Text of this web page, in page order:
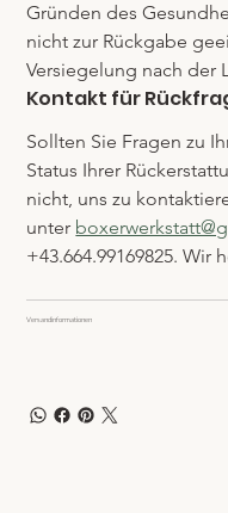
Gründen des
nicht zur Rückgabe
Versiegelung nach der
Kontakt für
Sollten Sie Fragen zu
Status Ihrer
nicht, uns zu
unter
+43.664.99169825. Wir
Versandinformationen